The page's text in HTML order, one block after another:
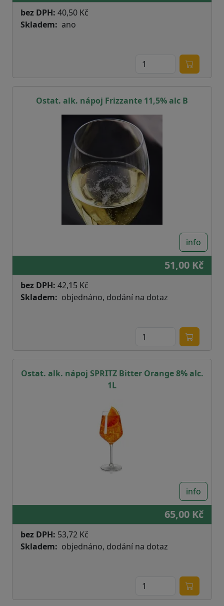
bez DPH: 40,50 Kč
Skladem
ano
Ostat. alk. nápoj Frizzante 11,5% alc B
info
51,00 Kč
bez DPH: 42,15 Kč
Skladem
objednáno, dodání na dotaz
Ostat. alk. nápoj SPRITZ Bitter Orange 8% alc.
1L
info
65,00 Kč
bez DPH: 53,72 Kč
Skladem
objednáno, dodání na dotaz